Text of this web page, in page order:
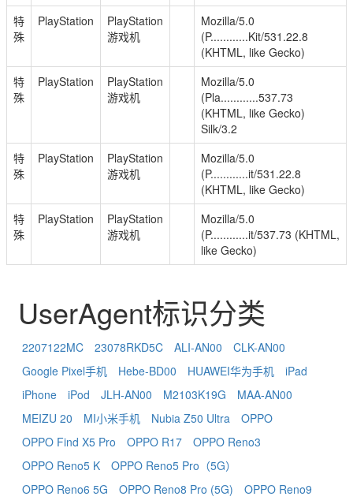
特
殊
PlayStation
PlayStation
游戏机
Mozilla/5.0
(P............Kit/531.22.8
(KHTML, like Gecko)
特
殊
PlayStation
PlayStation
游戏机
Mozilla/5.0
(Pla............537.73
(KHTML, like Gecko)
Silk/3.2
特
殊
PlayStation
PlayStation
游戏机
Mozilla/5.0
(P............it/531.22.8
(KHTML, like Gecko)
特
殊
PlayStation
PlayStation
游戏机
Mozilla/5.0
(P............it/537.73 (KHTML,
like Gecko)
UserAgent标识分类
2207122MC 23078RKD5C ALI-AN00
CLK-AN00
Google Pixel手机
Hebe-BD00 HUAWEI华为手机
iPad
iPhone
iPod JLH-AN00 M2103K19G
MAA-AN00
MEIZU 20
MI小米手机 Nubia Z50 Ultra
OPPO
OPPO Find X5 Pro
OPPO R17
OPPO Reno3
OPPO Reno5 K
OPPO Reno5 Pro（5G）
OPPO Reno6 5G
OPPO Reno8 Pro (5G)
OPPO Reno9